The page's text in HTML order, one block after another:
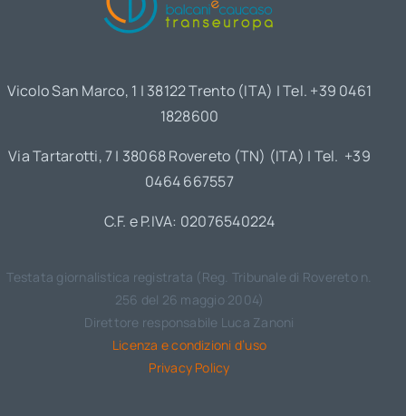
Vicolo San Marco, 1 | 38122 Trento (ITA) | Tel. +39 0461
1828600
Via Tartarotti, 7 | 38068 Rovereto (TN) (ITA) | Tel. +39
0464 667557
C.F. e P.IVA: 02076540224
Testata giornalistica registrata (Reg. Tribunale di Rovereto n.
256 del 26 maggio 2004)
Direttore responsabile Luca Zanoni
Licenza e condizioni d’uso
Privacy Policy